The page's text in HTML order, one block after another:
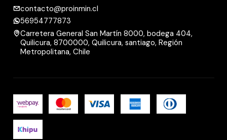
contacto@proinmin.cl
56954777873
Carretera General San Martín 8000, bodega 404,
Quilicura, 8700000, Quilicura, santiago, Región
Metropolitana, Chile